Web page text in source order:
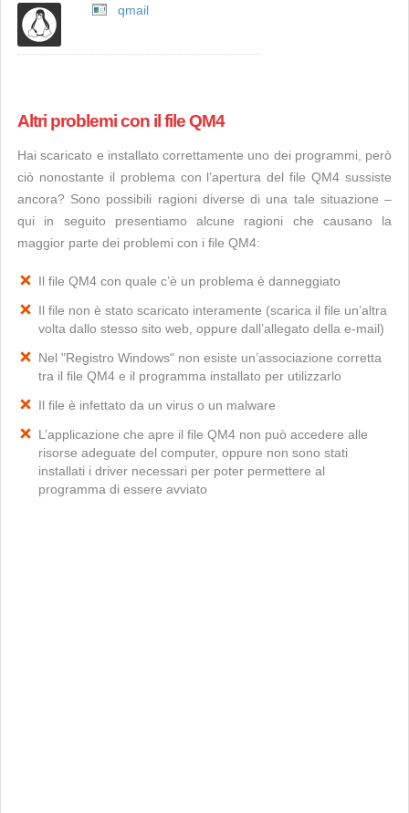
qmail
Altri problemi con il file QM4
Hai scaricato e installato correttamente uno dei programmi, però
ciò nonostante il problema con l’apertura del file QM4 sussiste
ancora? Sono possibili ragioni diverse di una tale situazione –
qui in seguito presentiamo alcune ragioni che causano la
maggior parte dei problemi con i file QM4:
Il file QM4 con quale c’è un problema è danneggiato
Il file non è stato scaricato interamente (scarica il file un’altra
volta dallo stesso sito web, oppure dall’allegato della e-mail)
Nel "Registro Windows" non esiste un’associazione corretta
tra il file QM4 e il programma installato per utilizzarlo
Il file è infettato da un virus o un malware
L’applicazione che apre il file QM4 non può accedere alle
risorse adeguate del computer, oppure non sono stati
installati i driver necessari per poter permettere al
programma di essere avviato